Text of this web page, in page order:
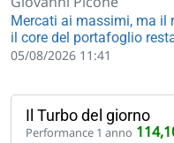
Mercati ai massimi, ma il
il core del portafoglio
05/08/2026 11:41
Il Turbo del giorno
Performance 1 anno